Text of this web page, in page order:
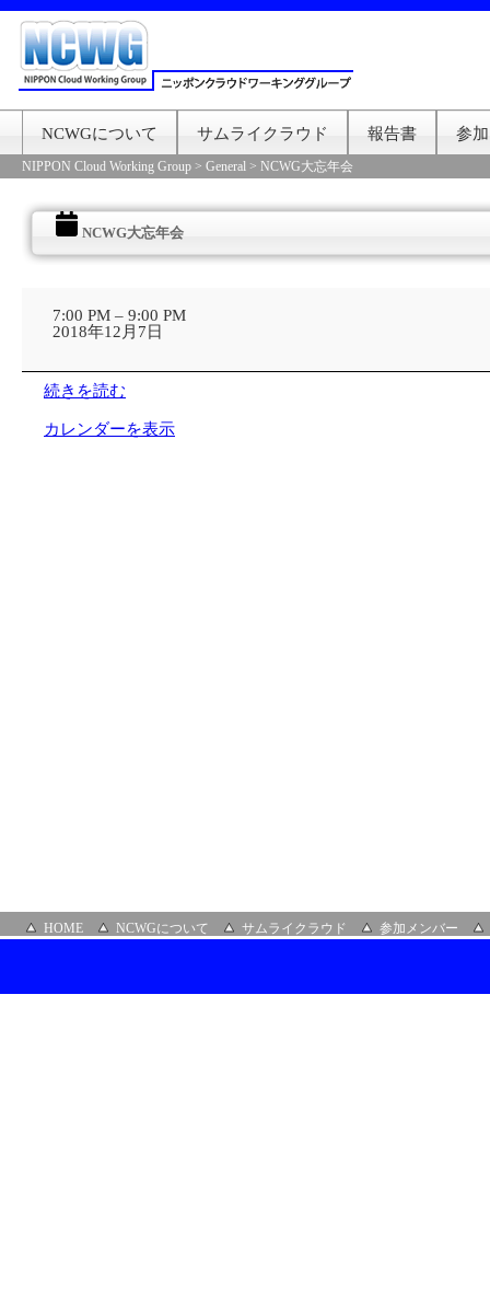
NCWGについて サムライクラウド 報告書 参
NIPPON Cloud Working Group > General > NCWG大忘年会
NCWG大忘年会
7:00 PM – 9:00 PM
2018年12月7日
続きを読む
カレンダーを表示
HOME NCWGについて サムライクラウド 参加メンバー